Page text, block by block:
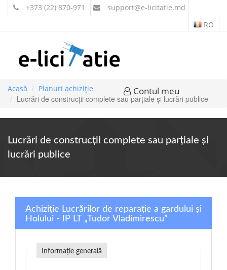
+373 (22) 870-971 support@e-licitatie.md
RO
Contul meu
Acasă Planuri achiziție
Lucrări de construcţii complete sau parţiale şi lucrări publice
Lucrări de construcţii complete sau parţiale şi
lucrări publice
Achiziție Lucrărilor de reparație a gardului și
Holului - IP LT „Tudor Vladimirescu”
Informație generală